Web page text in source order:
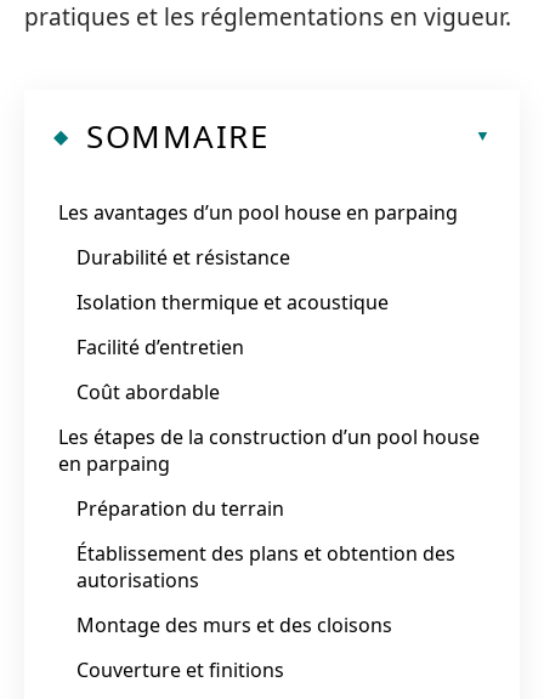
pratiques et les réglementations en vigueur.
SOMMAIRE
Les avantages d’un pool house en parpaing
Durabilité et résistance
Isolation thermique et acoustique
Facilité d’entretien
Coût abordable
Les étapes de la construction d’un pool house
en parpaing
Préparation du terrain
Établissement des plans et obtention des
autorisations
Montage des murs et des cloisons
Couverture et finitions